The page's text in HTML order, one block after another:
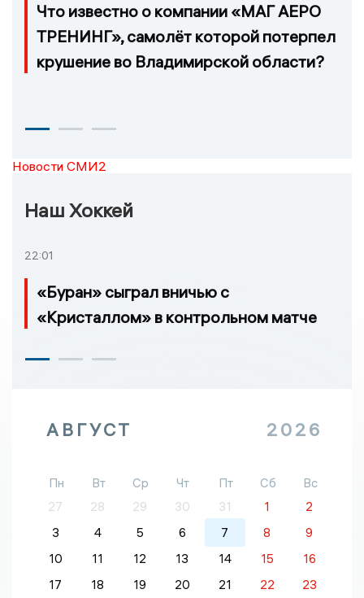
Что известно о компании «МАГ АЕРО
ТРЕНИНГ», самолёт которой потерпел
крушение во Владимирской области?
Новости СМИ2
Наш Хоккей
22:01
«Буран» сыграл вничью с
«Кристаллом» в контрольном матче
АВГУСТ 2026
Пн Вт Ср Чт Пт Сб
Вс
27
28 29 30 31 1
2
3
4 5 6 7 8
9
10
11 12 13 14 15
16
17
18 19 20 21 22 23